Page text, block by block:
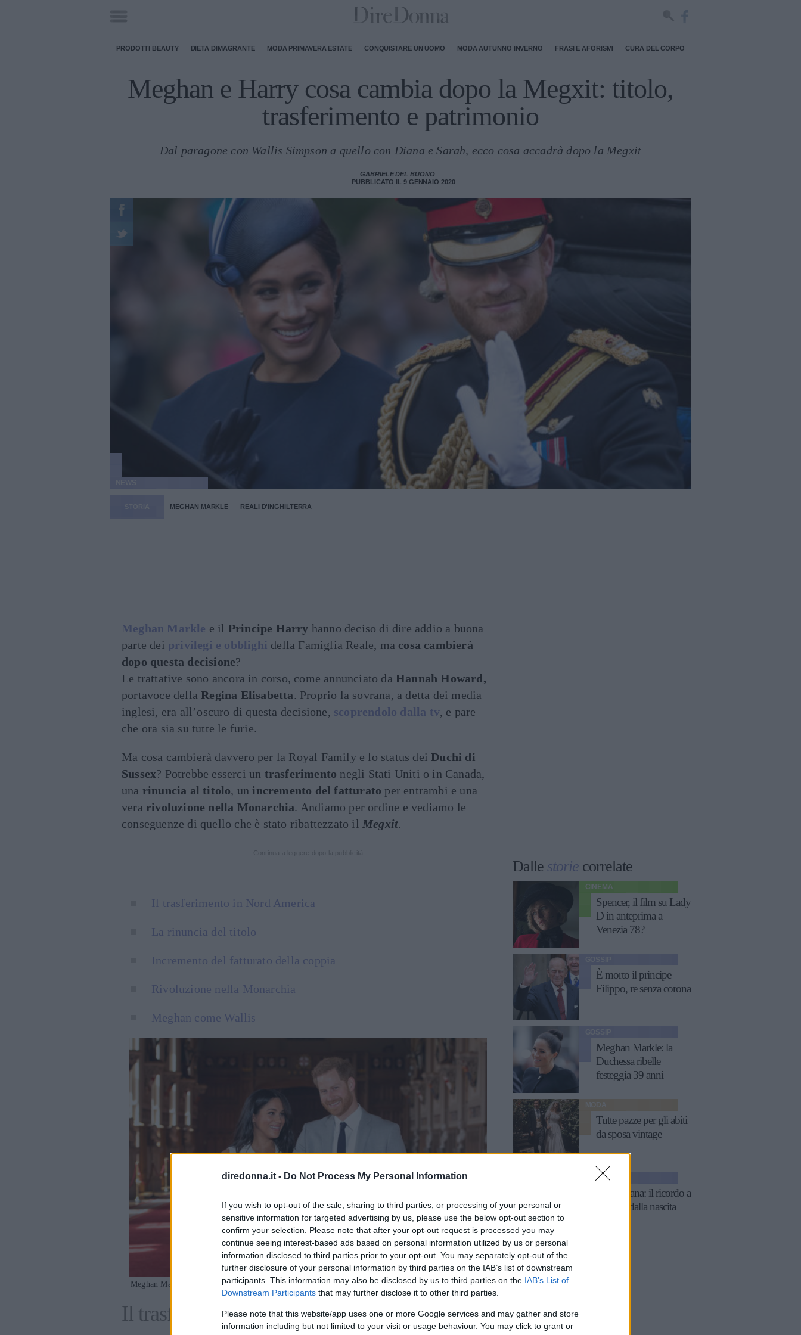
diredonna.it - Do Not Process My Personal Information
If you wish to opt-out of the sale, sharing to third parties, or processing of your personal or
sensitive information for targeted advertising by us, please use the below opt-out section to
confirm your selection. Please note that after your opt-out request is processed you may
continue seeing interest-based ads based on personal information utilized by us or personal
information disclosed to third parties prior to your opt-out. You may separately opt-out of the
further disclosure of your personal information by third parties on the IAB’s list of downstream
participants. This information may also be disclosed by us to third parties on the IAB’s List of
Downstream Participants that may further disclose it to other third parties.
Please note that this website/app uses one or more Google services and may gather and store
information including but not limited to your visit or usage behaviour. You may click to grant or
PRODOTTI BEAUTY DIETA DIMAGRANTE MODA PRIMAVERA ESTATE CONQUISTARE UN UOMO MODA AUTUNNO INVERNO FRASI E AFORISMI CURA DEL CORPO
Meghan e Harry cosa cambia dopo la Megxit: titolo,
trasferimento e patrimonio
Dal paragone con Wallis Simpson a quello con Diana e Sarah, ecco cosa accadrà dopo la Megxit
GABRIELE DEL BUONO
PUBBLICATO IL 9 GENNAIO 2020
MEGHAN MARKLE REALI D'INGHILTERRA
Meghan Markle e il Principe Harry hanno deciso di dire addio a buona
parte dei privilegi e obblighi della Famiglia Reale, ma cosa cambierà
dopo questa decisione?
Le trattative sono ancora in corso, come annunciato da Hannah Howard,
portavoce dellaRegina Elisabetta. Proprio la sovrana, a detta dei media
inglesi, era all’oscuro di questa decisione, scoprendolo dalla tv, e pare
che ora sia su tutte le furie.
Ma cosa cambierà davvero per la Royal Family e lo status deiDuchi di
Sussex? Potrebbe esserci un trasferimento negli Stati Uniti o in Canada,
una rinuncia al titolo, un incremento del fatturato per entrambi e una
vera rivoluzione nella Monarchia. Andiamo per ordine e vediamo le
conseguenze di quello che è stato ribattezzato il Megxit.
Il trasferimento in Nord America
La rinuncia del titolo
Incremento del fatturato della coppia
Rivoluzione nella Monarchia
Meghan come Wallis
Meghan Markle, il Principe Harry e Baby Sussex (foto Getty Images)
Il trasferimento in Nord America
Dalle storie correlate
CINEMA
Spencer, il film su Lady
D in anteprima a
Venezia 78?
È morto il principe
Filippo, re senza corona
Meghan Markle: la
Duchessa ribelle
festeggia 39 anni
MODA
Tutte pazze per gli abiti
da sposa vintage
GOSSIP
Lady Diana: il ricordo a
59 anni dalla nascita